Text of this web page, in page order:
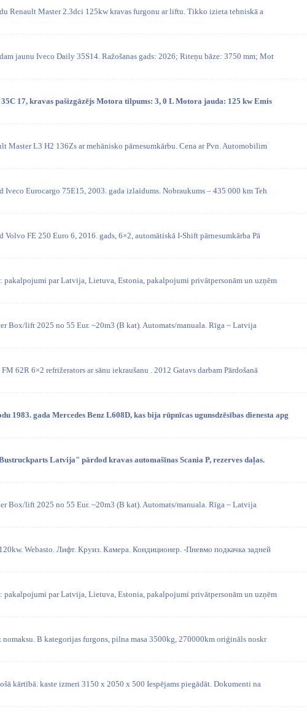
Renault Master 2.3dci 125kw kravas furgonu ar liftu. Tikko izieta tehniskā a
jaunu Iveco Daily 35S14. Ražošanas gads: 2026; Riteņu bāze: 3750 mm; Mot
17, kravas pašizgāzējs Motora tilpums: 3, 0 L Motora jauda: 125 kw Emis
Master L3 H2 136Zs ar mehānisko pārnesumkārbu. Cena ar Pvn. Automobilim
Iveco Eurocargo 75E15, 2003. gada izlaidums. Nobraukums – 435 000 km Teh
Volvo FE 250 Euro 6, 2016. gads, 6×2, automātiskā I-Shift pārnesumkārba Pā
pakalpojumi par Latvija, Lietuva, Estonia, pakalpojumi privātpersonām un uzņēm
Box/lift 2025 no 55 Eur. ~20m3 (B kat). Automats/manuala. Rīga ~ Latvija
62R 6×2 refrižerators ar sānu iekraušanu . 2012 Gatavs darbam Pārdošanā
1983. gada Mercedes Benz L608D, kas bija rūpnīcas ugunsdzēsības dienesta apg
Latvija" pārdod kravas automašīnas Scania P, rezerves daļas.
Box/lift 2025 no 55 Eur. ~20m3 (B kat). Automats/manuala. Rīga ~ Latvija
Webasto. Лифт. Круиз. Камера. Кондиционер. -Пневмо подкачка задней
pakalpojumi par Latvija, Lietuva, Estonia, pakalpojumi privātpersonām un uzņēm
nomaksu. B kategorijas furgons, pilna masa 3500kg, 270000km oriģināls noskr
kārtībā. kaste izmeri 3150 x 2050 x 500 Iespējams piegādāt. Dokumenti na